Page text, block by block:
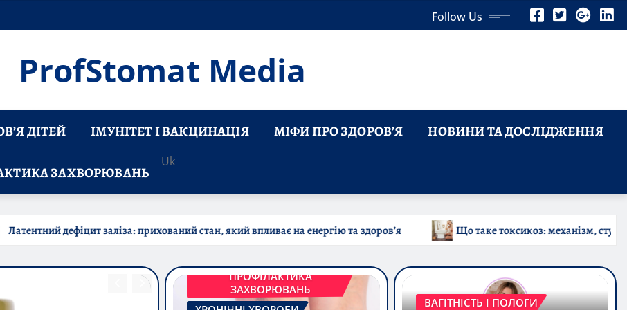
Follow Us
ProfStomat Media
ДІТЕЙ ІМУНІТЕТ І ВАКЦИНАЦІЯ МІФИ ПРО ЗДОРОВ’Я НОВИНИ ТА ДОСЛІДЖЕННЯ
ЗАХВОРЮВАНЬ
Uk
стан, який впливає на енергію та здоров’я Що таке токсикоз: механізм, ступені та сучасні підходи
ПРОФІЛАКТИКА
ЗАХВОРЮВАНЬ
ВАГІТНІСТЬ І ПОЛОГИ